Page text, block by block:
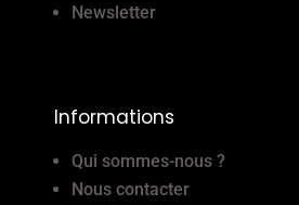
Newsletter
Informations
Qui sommes-nous ?
Nous contacter